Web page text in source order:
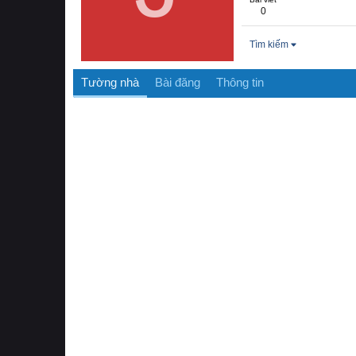
0
Tìm kiếm
Tường nhà Bài đăng Thông tin